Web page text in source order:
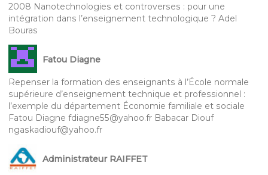
2008 Nanotechnologies et controverses : pour une
intégration dans l’enseignement technologique ? Adel
Bouras
Fatou Diagne
Repenser la formation des enseignants à l’École normale
supérieure d’enseignement technique et professionnel :
l’exemple du département Économie familiale et sociale
Fatou Diagne fdiagne55@yahoo.fr Babacar Diouf
ngaskadiouf@yahoo.fr
Administrateur RAIFFET